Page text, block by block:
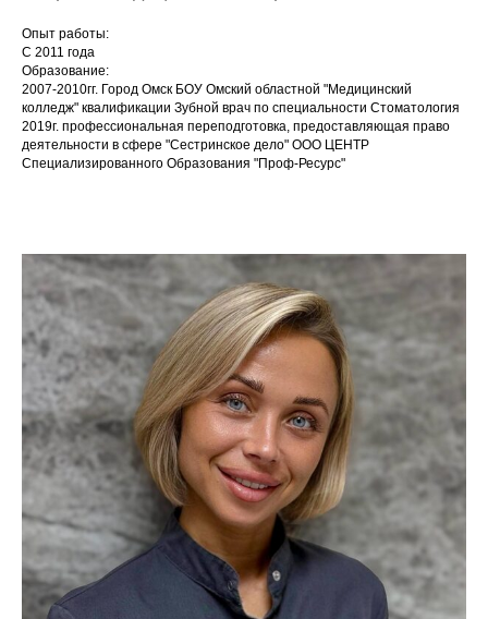
Опыт работы:
С 2011 года
Образование:
2007-2010гг. Город Омск БОУ Омский областной "Медицинский
колледж" квалификации Зубной врач по специальности Стоматология
2019г. профессиональная переподготовка, предоставляющая право
деятельности в сфере "Сестринское дело" ООО ЦЕНТР
Специализированного Образования "Проф-Ресурс"